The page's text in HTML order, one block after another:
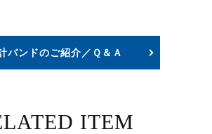
バンドのご紹介／Ｑ＆Ａ
ITEM